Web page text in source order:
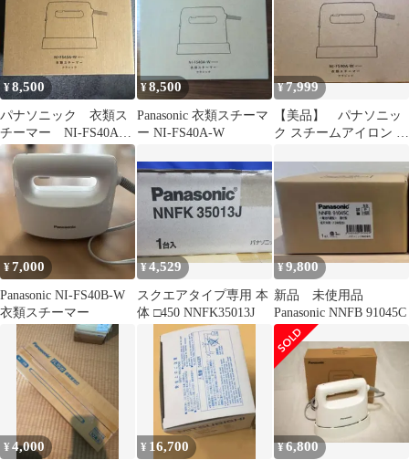
¥8,500
パナソニック 衣類ス
チーマー NI-FS40A-W
ホワイト アイロン
¥8,500
Panasonic 衣類スチーマ
ー NI-FS40A-W
¥7,999
【美品】 パナソニッ
ク スチームアイロン 衣
¥7,000
Panasonic NI-FS40B-W
衣類スチーマー
¥4,529
スクエアタイプ専用 本
体 □450 NNFK35013J
¥9,800
新品 未使用品
Panasonic NNFB 91045C
¥4,000 ¥ 16,700 ¥6,800